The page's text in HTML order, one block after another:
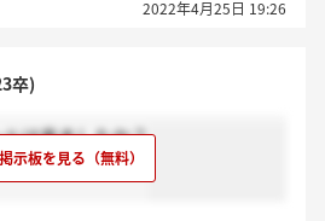
2022年4月25日 19:26
卒)
は来ましたか？